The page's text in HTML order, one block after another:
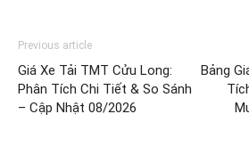
Previous article
Giá Xe Tải TMT Cửu Long:
Phân Tích Chi Tiết & So Sánh
– Cập Nhật 08/2026
Bảng